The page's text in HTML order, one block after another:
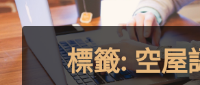
標籤:空屋